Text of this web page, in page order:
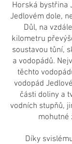
Horská bystřina
Jedlovém dole,
Důl, na
kilometru
soustavou tůní,
a vodopádů.
těchto
vodopád
části doliny a
vodních stupňů,
mohutné
Díky